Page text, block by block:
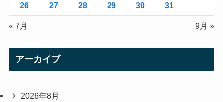
26 27 28 29 30 31
« 7月 9月 »
アーカイブ
2026年8月